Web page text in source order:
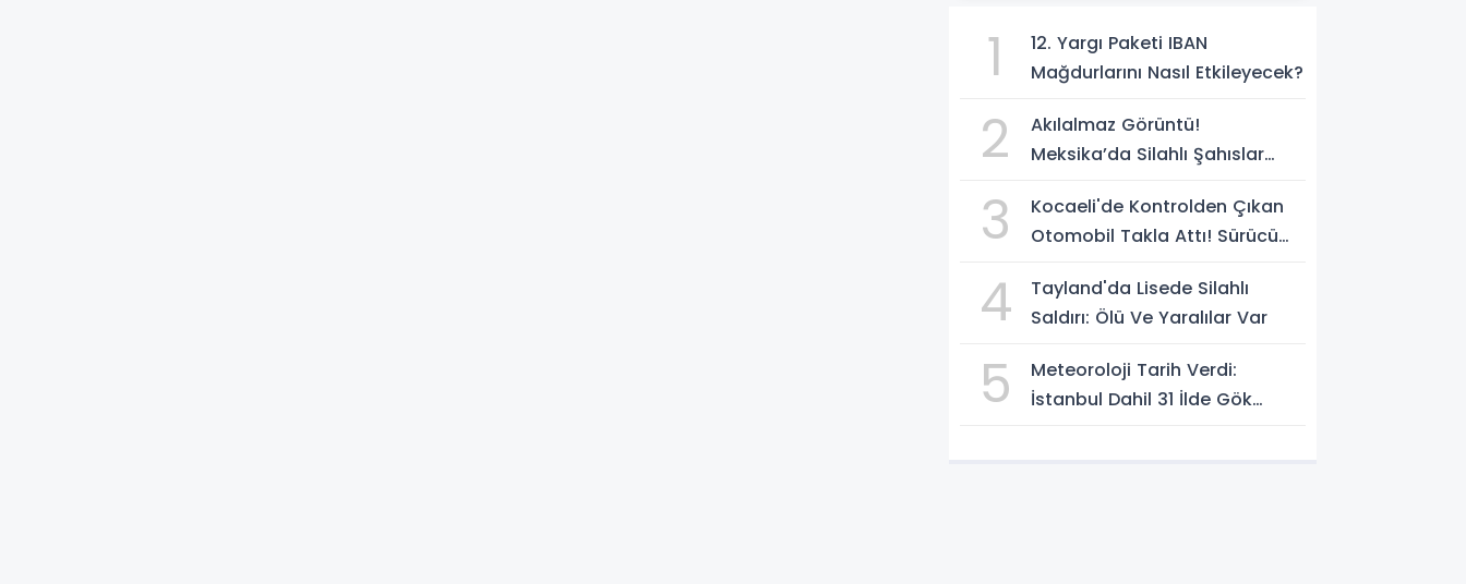
1
12. Yargı Paketi IBAN
Mağdurlarını Nasıl Etkileyecek?
2
Akılalmaz Görüntü!
Meksika’da Silahlı Şahıslar
Rahatça Geçti
3
Kocaeli'de Kontrolden Çıkan
Otomobil Takla Attı! Sürücü
İmkanlarıyla Çıktı
4
Tayland'da Lisede Silahlı
Saldırı: Ölü Ve Yaralılar Var
5
Meteoroloji Tarih Verdi:
İstanbul Dahil 31 İlde Gök